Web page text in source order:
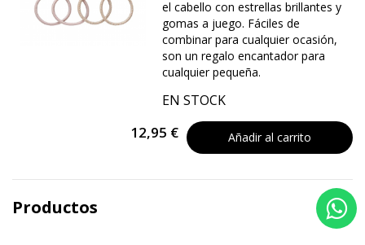
el cabello con estrellas brillantes y
gomas a juego. Fáciles de
combinar para cualquier ocasión,
son un regalo encantador para
cualquier pequeña.
EN STOCK
12,95 € Añadir al carrito
Productos